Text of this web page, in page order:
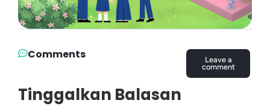
Comments
Leave a
comment
Tinggalkan Balasan